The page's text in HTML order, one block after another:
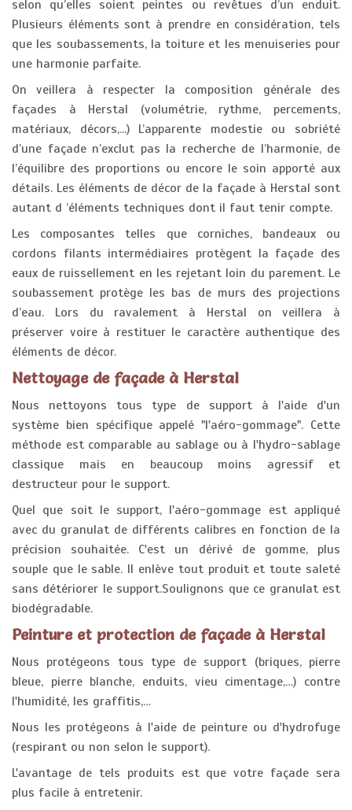
selon qu’elles soient peintes ou revêtues d’un enduit.
Plusieurs éléments sont à prendre en considération, tels
que les soubassements, la toiture et les menuiseries pour
une harmonie parfaite.
On veillera à respecter la composition générale des
façades à Herstal (volumétrie, rythme, percements,
matériaux, décors,...) L’apparente modestie ou sobriété
d’une façade n’exclut pas la recherche de l’harmonie, de
l’équilibre des proportions ou encore le soin apporté aux
détails. Les éléments de décor de la façade à Herstal sont
autant d ’éléments techniques dont il faut tenir compte.
Les composantes telles que corniches, bandeaux ou
cordons filants intermédiaires protègent la façade des
eaux de ruissellement en les rejetant loin du parement. Le
soubassement protège les bas de murs des projections
d’eau. Lors du ravalement à Herstal on veillera à
préserver voire à restituer le caractère authentique des
éléments de décor.
Nettoyage de façade à Herstal
Nous nettoyons tous type de support à l'aide d'un
système bien spécifique appelé "l'aéro-gommage". Cette
méthode est comparable au sablage ou à l'hydro-sablage
classique mais en beaucoup moins agressif et
destructeur pour le support.
Quel que soit le support, l'aéro-gommage est appliqué
avec du granulat de différents calibres en fonction de la
précision souhaitée. C'est un dérivé de gomme, plus
souple que le sable. Il enlève tout produit et toute saleté
sans détériorer le support.Soulignons que ce granulat est
biodégradable.
Peinture et protection de façade à Herstal
Nous protégeons tous type de support (briques, pierre
bleue, pierre blanche, enduits, vieu cimentage,…) contre
l'humidité, les graffitis,…
Nous les protégeons à l'aide de peinture ou d'hydrofuge
(respirant ou non selon le support).
L'avantage de tels produits est que votre façade sera
plus facile à entretenir.